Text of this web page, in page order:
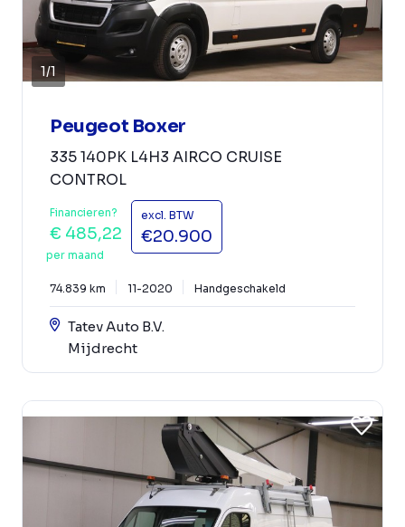
1/1
Peugeot Boxer
335 140PK L4H3 AIRCO CRUISE
CONTROL
Financieren?
€ 485,22
per maand
excl. BTW
€20.900
74.839 km 11-2020 Handgeschakeld
Tatev Auto B.V.
Mijdrecht